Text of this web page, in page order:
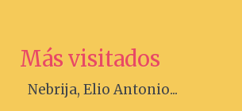
Más visitados
Nebrija, Elio Antonio...